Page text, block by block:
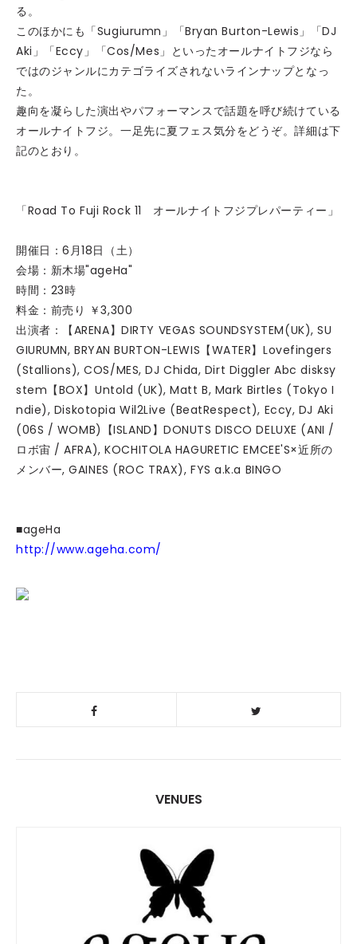
る。
このほかにも「Sugiurumn」「Bryan Burton-Lewis」「DJ
Aki」「Eccy」「Cos/Mes」といったオールナイトフジなら
ではのジャンルにカテゴライズされないラインナップとなっ
た。
趣向を凝らした演出やパフォーマンスで話題を呼び続けている
オールナイトフジ。一足先に夏フェス気分をどうぞ。詳細は下
記のとおり。
「Road To Fuji Rock 11 オールナイトフジプレパーティー」
開催日：6月18日（土）
会場：新木場"ageHa"
時間：23時
料金：前売り ￥3,300
出演者：【ARENA】DIRTY VEGAS SOUNDSYSTEM(UK), SU
GIURUMN, BRYAN BURTON-LEWIS【WATER】Lovefingers
(Stallions), COS/MES, DJ Chida, Dirt Diggler Abc disksy
stem【BOX】Untold (UK), Matt B, Mark Birtles (Tokyo I
ndie), Diskotopia Wil2Live (BeatRespect), Eccy, DJ Aki
(06S / WOMB)【ISLAND】DONUTS DISCO DELUXE (ANI /
ロボ宙 / AFRA), KOCHITOLA HAGURETIC EMCEE'S×近所の
メンバー, GAINES (ROC TRAX), FYS a.k.a BINGO
■ageHa
http://www.ageha.com/
VENUES